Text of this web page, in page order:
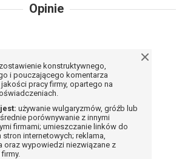
Opinie
konstruktywnego,
i pouczającego komentarza
pracy firmy, opartego na
używanie wulgaryzmów, gróźb lub
porównywanie z innymi
firmami; umieszczanie linków do
stron internetowych; reklama,
oraz wypowiedzi niezwiązane z